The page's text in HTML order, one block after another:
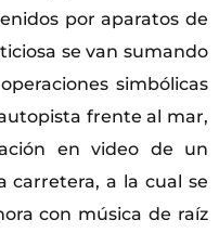
por aparatos de
se van sumando
simbólicas
frente al mar,
en video de un
carretera, a la cual se
con música de raíz